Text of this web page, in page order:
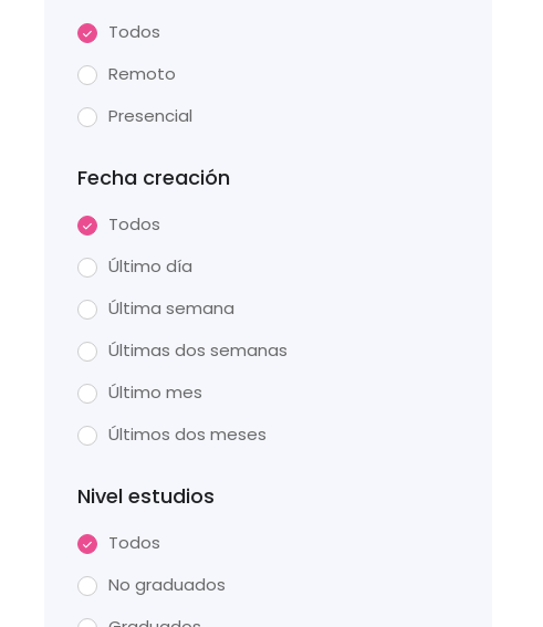
Todos
Remoto
Presencial
Fecha creación
Todos
Último día
Última semana
Últimas dos semanas
Último mes
Últimos dos meses
Nivel estudios
Todos
No graduados